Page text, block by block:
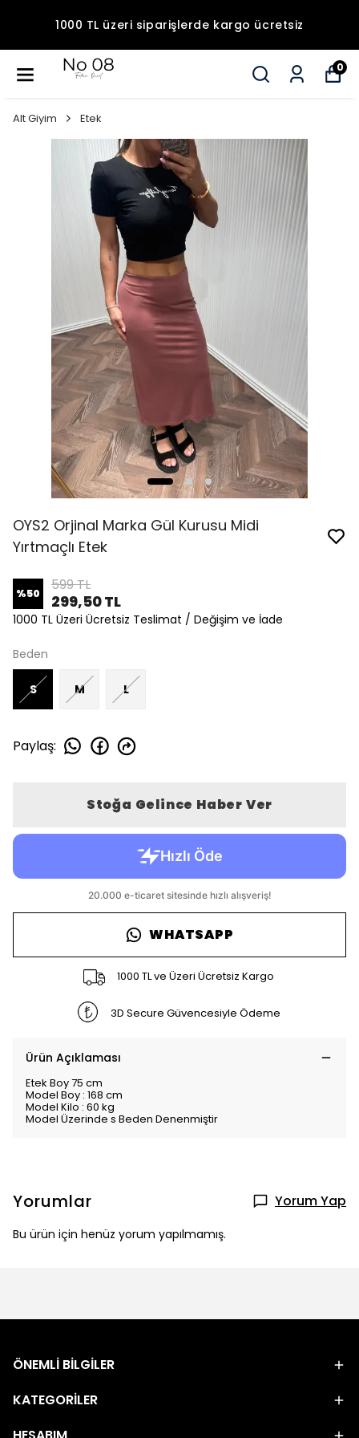
1000 TL üzeri siparişlerde kargo ücretsiz
0
Alt Giyim Etek
OYS2 Orjinal Marka Gül Kurusu Midi
Yırtmaçlı Etek
%50 599 TL
299,50 TL
1000 TL Üzeri Ücretsiz Teslimat / Değişim ve İade
Beden
S M L
Paylaş:
Stoğa Gelince Haber Ver
WHATSAPP
1000 TL ve Üzeri Ücretsiz Kargo
3D Secure Güvencesiyle Ödeme
Ürün Açıklaması
Etek Boy 75 cm
Model Boy : 168 cm
Model Kilo : 60 kg
Model Üzerinde s Beden Denenmiştir
Yorumlar Yorum Yap
Bu ürün için henüz yorum yapılmamış.
ÖNEMLİ BİLGİLER
KATEGORİLER